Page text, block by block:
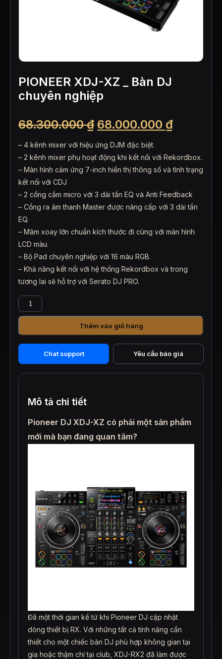
PIONEER XDJ-XZ _ Bàn DJ
chuyên nghiệp
68.300.000₫ Giá
gốc
là:
68.300.000 ₫.
68.000.000 ₫Giá
tại
– 4 kênh mixer với hiệu ứng DJM đặc biệt.
– 2 kênh mixer phụ hoạt động khi kết nối với Rekordbox.
– Màn hình cảm ứng 7-inch hiển thị thông số và tình trạng
kết nối với CDJ
– 2 cổng cắm micro với 3 dải tần EQ và Anti Feedback
– Cổng ra âm thanh Master được nâng cấp với 3 dải tần
EQ.
– Mâm xoay lớn chuẩn kích thước đi cùng với màn hình
LCD màu.
– Bộ Pad chuyên nghiệp với 16 màu RGB.
– Khả năng kết nối với hệ thống Rekordbox và trong
tương lai sẽ hỗ trợ với Serato DJ PRO.
PIONEER
XDJ-
XZ
Bàn
DJ
nghiệp
số
Thêm vào giỏ hàng
Chat support Yêu cầu báo giá
Mô tả chi tiết
Pioneer DJ XDJ-XZ có phải một sản phẩm
mới mà bạn đang quan tâm?
Đã một thời gian kể từ khi Pioneer DJ cập nhật
dòng thiết bị RX. Với những tất cả tính năng cần
thiết cho một chiếc bàn DJ phù hợp không gian tại
gia hoặc thậm chí tại club, XDJ-RX2 đã làm được